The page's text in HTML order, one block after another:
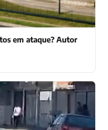
em ataque? Autor